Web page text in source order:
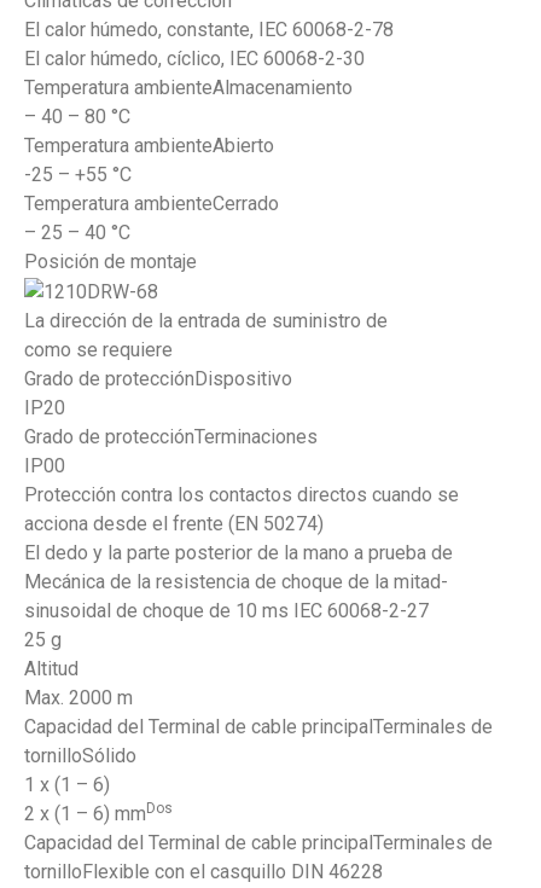
El calor húmedo, constante, IEC 60068-2-78
El calor húmedo, cíclico, IEC 60068-2-30
Temperatura ambienteAlmacenamiento
– 40 – 80 °C
Temperatura ambienteAbierto
-25 – +55 °C
Temperatura ambienteCerrado
– 25 – 40 °C
Posición de montaje
La dirección de la entrada de suministro de
como se requiere
Grado de protecciónDispositivo
IP20
Grado de protecciónTerminaciones
IP00
Protección contra los contactos directos cuando se
acciona desde el frente (EN 50274)
El dedo y la parte posterior de la mano a prueba de
Mecánica de la resistencia de choque de la mitad-
sinusoidal de choque de 10 ms IEC 60068-2-27
25 g
Altitud
Max. 2000 m
Capacidad del Terminal de cable principalTerminales de
tornilloSólido
1 x (1 – 6)
2 x (1 – 6) mm Dos
Capacidad del Terminal de cable principalTerminales de
tornilloFlexible con el casquillo DIN 46228